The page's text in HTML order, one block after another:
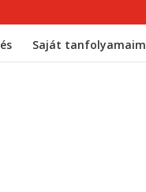
Saját tanfolyamaim